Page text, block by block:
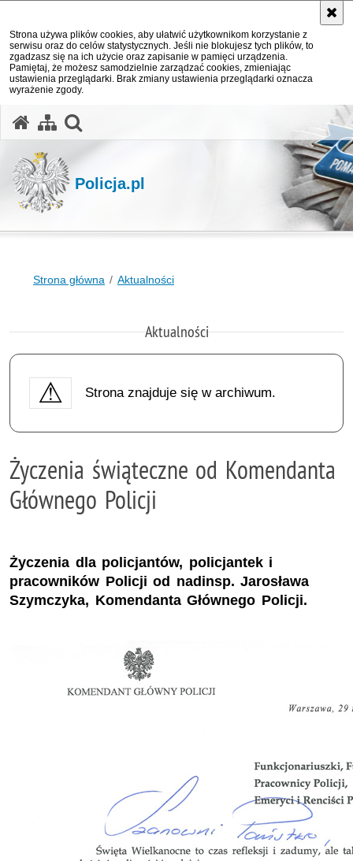
Strona używa plików cookies, aby ułatwić użytkownikom korzystanie z
serwisu oraz do celów statystycznych. Jeśli nie blokujesz tych plików, to
zgadzasz się na ich użycie oraz zapisanie w pamięci urządzenia.
Pamiętaj, że możesz samodzielnie zarządzać cookies, zmieniając
ustawienia przeglądarki. Brak zmiany ustawienia przeglądarki oznacza
wyrażenie zgody.
Policja.pl
Strona główna Aktualności
Aktualności
Strona znajduje się w archiwum.
Życzenia świąteczne od Komendanta
Głównego Policji
Życzenia dla policjantów, policjantek i
pracowników Policji od nadinsp. Jarosława
Szymczyka, Komendanta Głównego Policji.